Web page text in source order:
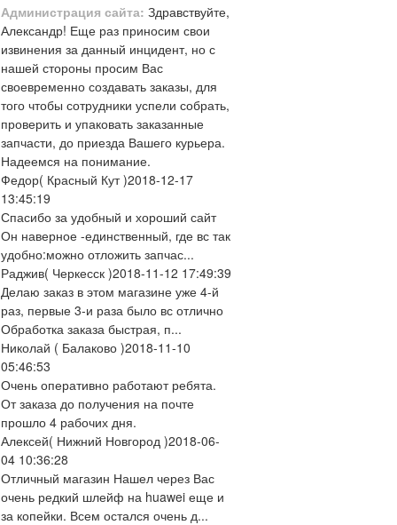
Администрация сайта: Здравствуйте,
Александр! Еще раз приносим свои
извинения за данный инцидент, но с
нашей стороны просим Вас
своевременно создавать заказы, для
того чтобы сотрудники успели собрать,
проверить и упаковать заказанные
запчасти, до приезда Вашего курьера.
Надеемся на понимание.
Федор( Красный Кут )2018-12-17
13:45:19
Спасибо за удобный и хороший сайт
Он наверное -единственный, где вс так
удобно:можно отложить запчас...
Раджив( Черкесск )2018-11-12 17:49:39
Делаю заказ в этом магазине уже 4-й
раз, первые 3-и раза было вс отлично
Обработка заказа быстрая, п...
Николай ( Балаково )2018-11-10
05:46:53
Очень оперативно работают ребята.
От заказа до получения на почте
прошло 4 рабочих дня.
Алексей( Нижний Новгород )2018-06-
04 10:36:28
Отличный магазин Нашел через Вас
очень редкий шлейф на huawei еще и
за копейки. Всем остался очень д...